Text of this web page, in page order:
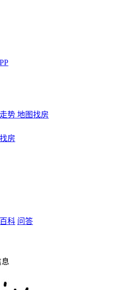
势 地图找房
房
科 问答